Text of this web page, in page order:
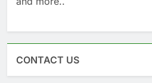
CONTACT US